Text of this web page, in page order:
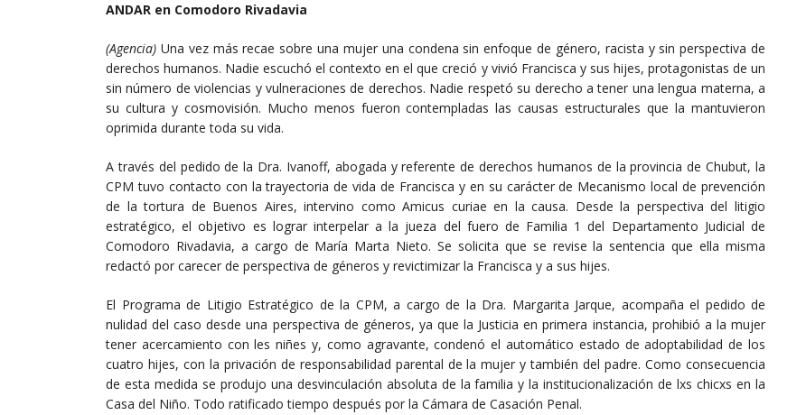
ANDAR en Comodoro Rivadavia
(Agencia) Una vez más recae sobre una mujer una condena sin enfoque de género, racista y sin perspectiva de
derechos humanos. Nadie escuchó el contexto en el que creció y vivió Francisca y sus hijes, protagonistas de un
sin número de violencias y vulneraciones de derechos. Nadie respetó su derecho a tener una lengua materna, a
su cultura y cosmovisión. Mucho menos fueron contempladas las causas estructurales que la mantuvieron
oprimida durante toda su vida.
A través del pedido de la Dra. Ivanoff, abogada y referente de derechos humanos de la provincia de Chubut, la
CPM tuvo contacto con la trayectoria de vida de Francisca y en su carácter de Mecanismo local de prevención
de la tortura de Buenos Aires, intervino como Amicus curiae en la causa. Desde la perspectiva del litigio
estratégico, el objetivo es lograr interpelar a la jueza del fuero de Familia 1 del Departamento Judicial de
Comodoro Rivadavia, a cargo de María Marta Nieto. Se solicita que se revise la sentencia que ella misma
redactó por carecer de perspectiva de géneros y revictimizar la Francisca y a sus hijes.
El Programa de Litigio Estratégico de la CPM, a cargo de la Dra. Margarita Jarque, acompaña el pedido de
nulidad del caso desde una perspectiva de géneros, ya que la Justicia en primera instancia, prohibió a la mujer
tener acercamiento con les niñes y, como agravante, condenó el automático estado de adoptabilidad de los
cuatro hijes, con la privación de responsabilidad parental de la mujer y también del padre. Como consecuencia
de esta medida se produjo una desvinculación absoluta de la familia y la institucionalización de lxs chicxs en la
Casa del Niño. Todo ratificado tiempo después por la Cámara de Casación Penal.